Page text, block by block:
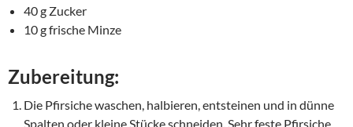
40 g Zucker
10 g frische Minze
Zubereitung:
Die Pfirsiche waschen, halbieren, entsteinen und in dünne
Spalten oder kleine Stücke schneiden. Sehr feste Pfirsiche